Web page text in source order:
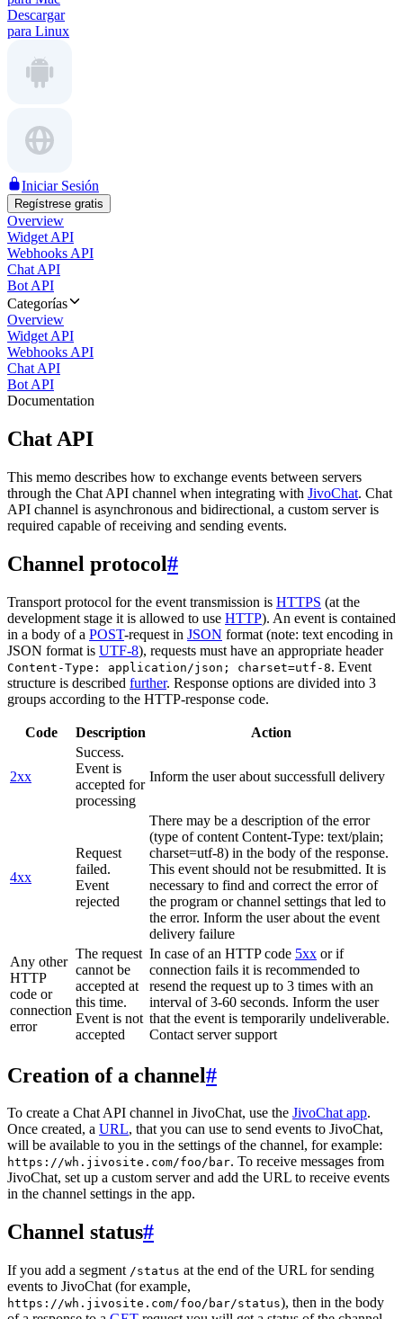
Descargar
para Linux
Iniciar Sesión
Regístrese gratis
Overview
Widget API
Webhooks API
Chat API
Bot API
Categorías
Overview
Widget API
Webhooks API
Chat API
Bot API
Documentation
Chat API
This memo describes how to exchange events between servers
through the Chat API channel when integrating with JivoChat. Chat
API channel is asynchronous and bidirectional, a custom server is
required capable of receiving and sending events.
Channel protocol#
Transport protocol for the event transmission is HTTPS (at the
development stage it is allowed to use HTTP). An event is contained
in a body of a POST-request in JSON format (note: text encoding in
JSON format is UTF-8), requests must have an appropriate header
Content-Type: application/json; charset=utf-8. Event
structure is described further. Response options are divided into 3
groups according to the HTTP-response code.
Code Description Action
2xx
Success.
Event is
accepted for
processing
Inform the user about successfull delivery
4xx
Request
failed.
Event
rejected
There may be a description of the error
(type of content Content-Type: text/plain;
charset=utf-8) in the body of the response.
This event should not be resubmitted. It is
necessary to find and correct the error of
the program or channel settings that led to
the error. Inform the user about the event
delivery failure
Any other
HTTP
code or
connection
error
The request
cannot be
accepted at
this time.
Event is not
accepted
In case of an HTTP code 5xx or if
connection fails it is recommended to
resend the request up to 3 times with an
interval of 3-60 seconds. Inform the user
that the event is temporarily undeliverable.
Contact server support
Creation of a channel#
To create a Chat API channel in JivoChat, use the JivoChat app.
Once created, a URL, that you can use to send events to JivoChat,
will be available to you in the settings of the channel, for example:
https://wh.jivosite.com/foo/bar. To receive messages from
JivoChat, set up a custom server and add the URL to receive events
in the channel settings in the app.
Channel status#
If you add a segment /status at the end of the URL for sending
events to JivoChat (for example,
https://wh.jivosite.com/foo/bar/status), then in the body